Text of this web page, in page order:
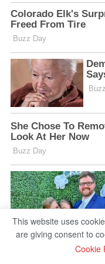
This website uses
are giving consent to
Cookie